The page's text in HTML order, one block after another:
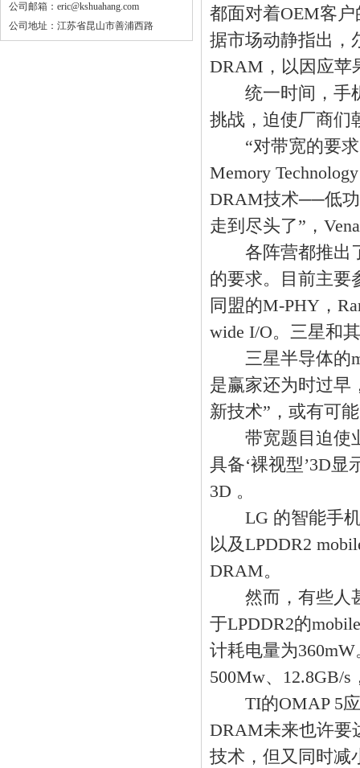
公司邮箱：eric@kshuahang.com
公司地址：江苏省昆山市善浦西路
都面对着OEM客
据市场动静指出，
DRAM，以因应苹
统一时间，手机
挑战，迫使厂商们
“对带宽的要求
Memory
DRAM技术──低功
走到尽头了”，
各阵营都推出了
的要求。目前主要
同盟的M-PHY，
wide I/O。三星和
三星半导体的
是赢家还为时过早
新技术”，或有可
带宽题目迫使业
具备‘裸视型’3D
3D 。
LG 的智能手机
以及LPDDR2
DRAM。
然而，有些人甚
于LPDDR2的
计耗电量为
500Mw、12.8GB/s
TI的OMAP 5应
DRAM未来也许要
技术，但又同时减